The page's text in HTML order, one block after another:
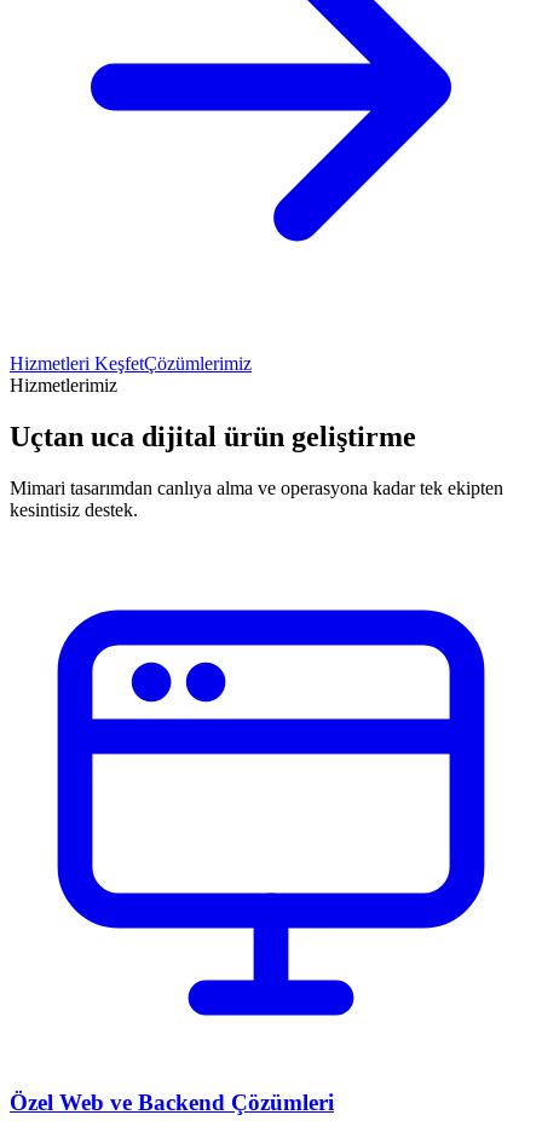
Hizmetleri KeşfetÇözümlerimiz
Hizmetlerimiz
Uçtan uca dijital ürün geliştirme
Mimari tasarımdan canlıya alma ve operasyona kadar tek ekipten
kesintisiz destek.
Özel Web ve Backend Çözümleri